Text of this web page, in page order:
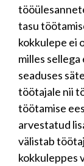
tasu
kokkulepe ei
milles
seaduses
töötajale nii
töötamise
arvestatud
välistab
kokkuleppes